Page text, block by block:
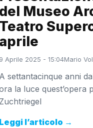
del Museo
Teatro
aprile
9 Aprile 2025 - 15:04Mario
A settantacinque anni
la luce quest’opera
Zuchtriegel
Leggi l’articolo →